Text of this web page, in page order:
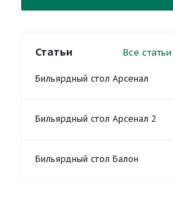
Статьи Все статьи
Бильярдный стол Арсенал
Бильярдный стол Арсенал 2
Бильярдный стол Балон